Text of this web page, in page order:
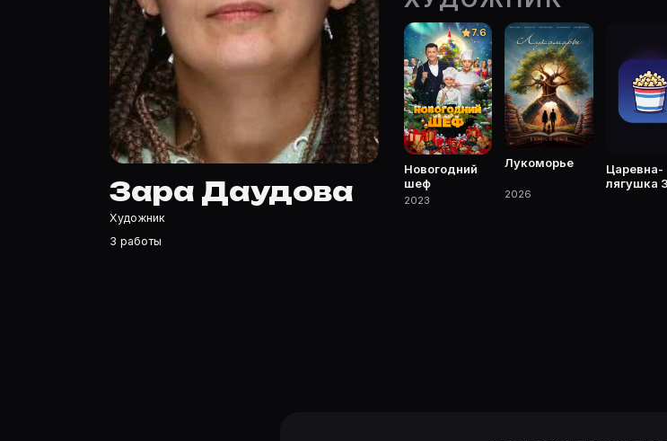
Полный список — на Movie Planner: https://movie-planner.ru/s/7143650. Фильмы, сериалы,
Кто такой(ая) Зара Даудова?
Зара Даудова — Художник. Биография и роли на карточке Movie Planner.
Где открыть фильмографию Зара Даудова?
На Movie Planner: https://movie-planner.ru/s/7143650 — фильмы, сериалы, роли и фото.
Зара Даудова
Художник
3 работы
7.6
Новогодний
шеф
2023
Лукоморье
2026
Царевна-
лягушка 3